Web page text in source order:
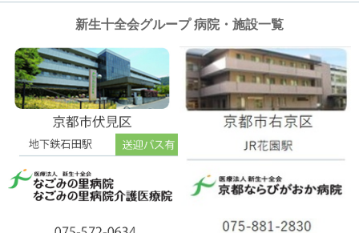
新生十全会グループ 病院・施設一覧